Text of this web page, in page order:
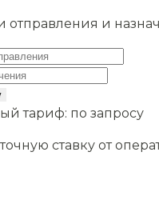
отправления и
тариф: по запросу
ставку от